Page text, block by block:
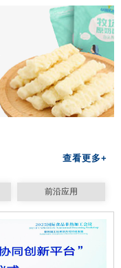
查看更多+
前沿应用